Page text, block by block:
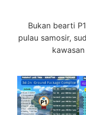
Bukan bearti
pulau samosir,